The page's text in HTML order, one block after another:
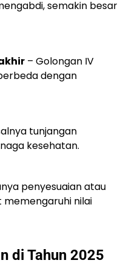
semakin besar
– Golongan IV
dengan
tunjangan
kesehatan.
penyesuaian atau
memengaruhi nilai
di Tahun 2025